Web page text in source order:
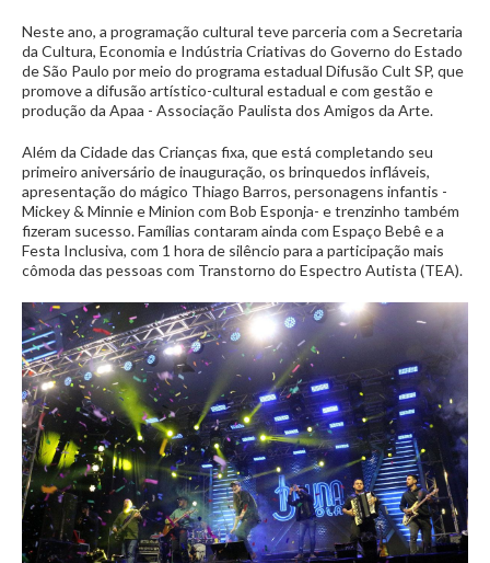
Neste ano, a programação cultural teve parceria com a Secretaria
da Cultura, Economia e Indústria Criativas do Governo do Estado
de São Paulo por meio do programa estadual Difusão Cult SP, que
promove a difusão artístico-cultural estadual e com gestão e
produção da Apaa - Associação Paulista dos Amigos da Arte.
Além da Cidade das Crianças fixa, que está completando seu
primeiro aniversário de inauguração, os brinquedos infláveis,
apresentação do mágico Thiago Barros, personagens infantis -
Mickey & Minnie e Minion com Bob Esponja- e trenzinho também
fizeram sucesso. Famílias contaram ainda com Espaço Bebê e a
Festa Inclusiva, com 1 hora de silêncio para a participação mais
cômoda das pessoas com Transtorno do Espectro Autista (TEA).